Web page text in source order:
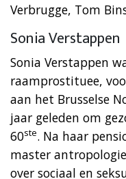
Verbrugge, Tom
Sonia Verstappen
Sonia Verstappen
raamprostituee,
aan het Brusselse
jaar geleden om
60ste. Na haar
master
over sociaal en